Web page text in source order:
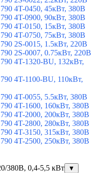
4T-0450, 45кВт, 380В
4T-0900, 90кВт, 380В
4T-0150, 15кВт, 380В
4T-0750, 75кВт, 380В
2S-0015, 1.5кВт, 220В
2S-0007, 0.75кВт, 220В
4T-1320-BU, 132кВт,
4T-1100-BU, 110кВт,
4T-0055, 5.5кВт, 380В
4T-1600, 160кВт, 380В
4T-2000, 200кВт, 380В
4T-2800, 280кВт, 380В
4T-3150, 315кВт, 380В
4T-2500, 250кВт, 380В
380В, 0,4-5,5 кВт
▼